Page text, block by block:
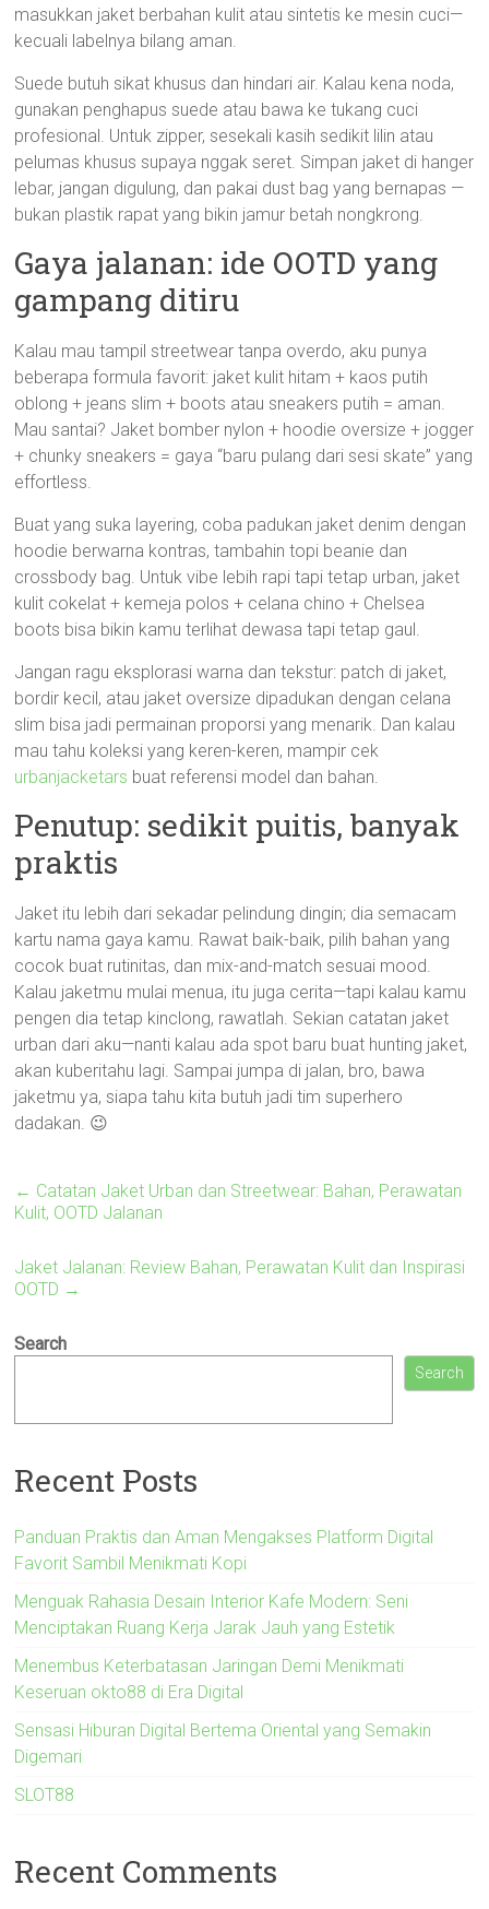
masukkan jaket berbahan kulit atau sintetis ke mesin cuci—
kecuali labelnya bilang aman.
Suede butuh sikat khusus dan hindari air. Kalau kena noda,
gunakan penghapus suede atau bawa ke tukang cuci
profesional. Untuk zipper, sesekali kasih sedikit lilin atau
pelumas khusus supaya nggak seret. Simpan jaket di hanger
lebar, jangan digulung, dan pakai dust bag yang bernapas —
bukan plastik rapat yang bikin jamur betah nongkrong.
Gaya jalanan: ide OOTD yang
gampang ditiru
Kalau mau tampil streetwear tanpa overdo, aku punya
beberapa formula favorit: jaket kulit hitam + kaos putih
oblong + jeans slim + boots atau sneakers putih = aman.
Mau santai? Jaket bomber nylon + hoodie oversize + jogger
+ chunky sneakers = gaya “baru pulang dari sesi skate” yang
effortless.
Buat yang suka layering, coba padukan jaket denim dengan
hoodie berwarna kontras, tambahin topi beanie dan
crossbody bag. Untuk vibe lebih rapi tapi tetap urban, jaket
kulit cokelat + kemeja polos + celana chino + Chelsea
boots bisa bikin kamu terlihat dewasa tapi tetap gaul.
Jangan ragu eksplorasi warna dan tekstur: patch di jaket,
bordir kecil, atau jaket oversize dipadukan dengan celana
slim bisa jadi permainan proporsi yang menarik. Dan kalau
mau tahu koleksi yang keren-keren, mampir cek
urbanjacketars buat referensi model dan bahan.
Penutup: sedikit puitis, banyak
praktis
Jaket itu lebih dari sekadar pelindung dingin; dia semacam
kartu nama gaya kamu. Rawat baik-baik, pilih bahan yang
cocok buat rutinitas, dan mix-and-match sesuai mood.
Kalau jaketmu mulai menua, itu juga cerita—tapi kalau kamu
pengen dia tetap kinclong, rawatlah. Sekian catatan jaket
urban dari aku—nanti kalau ada spot baru buat hunting jaket,
akan kuberitahu lagi. Sampai jumpa di jalan, bro, bawa
jaketmu ya, siapa tahu kita butuh jadi tim superhero
dadakan. 😉
← Catatan Jaket Urban dan Streetwear: Bahan, Perawatan
Kulit, OOTD Jalanan
Jaket Jalanan: Review Bahan, Perawatan Kulit dan Inspirasi
OOTD →
Search
Search
Recent Posts
Panduan Praktis dan Aman Mengakses Platform Digital
Favorit Sambil Menikmati Kopi
Menguak Rahasia Desain Interior Kafe Modern: Seni
Menciptakan Ruang Kerja Jarak Jauh yang Estetik
Menembus Keterbatasan Jaringan Demi Menikmati
Keseruan okto88 di Era Digital
Sensasi Hiburan Digital Bertema Oriental yang Semakin
Digemari
SLOT88
Recent Comments